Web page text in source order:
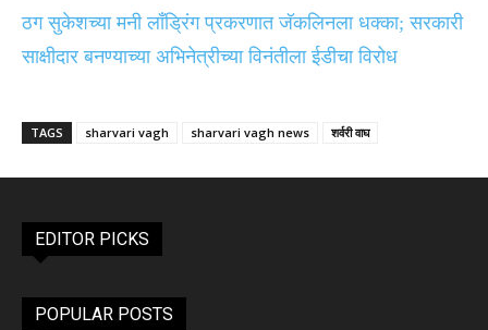
ठग सुकेशच्या मनी लाँड्रिंग प्रकरणात जॅकलिनला धक्का; सरकारी
साक्षीदार बनण्याच्या अभिनेत्रीच्या विनंतीला ईडीचा विरोध
TAGS sharvari vagh sharvari vagh news शर्वरी वाघ
EDITOR PICKS
POPULAR POSTS